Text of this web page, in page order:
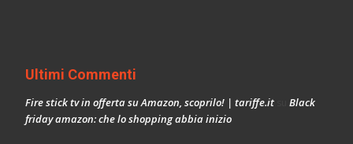
Ultimi Commenti
Fire stick tv in offerta su Amazon, scoprilo! | tariffe.it
Black
friday amazon: che lo shopping abbia inizio